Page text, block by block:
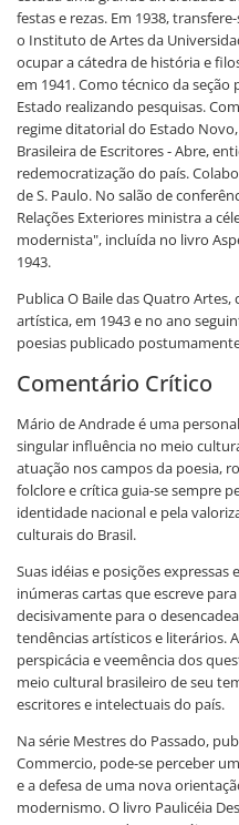
festas e rezas. Em 1938,
o Instituto de Artes da
ocupar a cátedra de história e
em 1941. Como técnico da
Estado realizando pesquisas.
regime ditatorial do Estado
Brasileira de Escritores - Abre,
redemocratização do país.
de S. Paulo. No salão de
Relações Exteriores ministra a
modernista", incluída no livro
1943.
Publica O Baile das Quatro
artística, em 1943 e no ano
poesias publicado
Comentário Crítico
Mário de Andrade é uma
singular influência no meio
atuação nos campos da poesia,
folclore e crítica guia-se sempre
identidade nacional e pela
culturais do Brasil.
Suas idéias e posições
inúmeras cartas que escreve
decisivamente para o
tendências artísticos e literários.
perspicácia e veemência dos
meio cultural brasileiro de seu
escritores e intelectuais do país.
Na série Mestres do Passado,
Commercio, pode-se perceber
e a defesa de uma nova
modernismo. O livro Paulicéia